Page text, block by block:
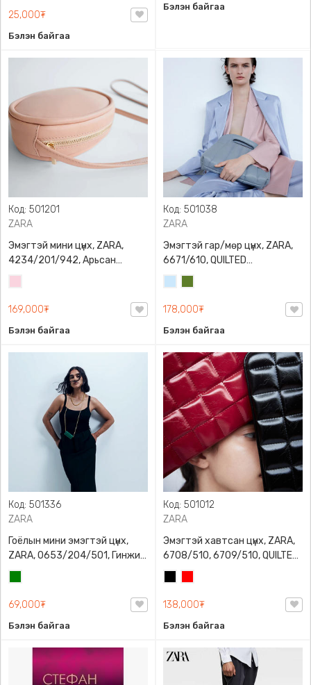
9789919235192
25,000₮
Бэлэн байгаа
Бэлэн байгаа
Код: 501201
ZARA
Эмэгтэй мини цүнх, ZARA,
4234/201/942, Арьсан
материалтай, LIMITED EDITION
OVAL LEATHER HANDBAG TRF
169,000₮
Бэлэн байгаа
Код: 501038
ZARA
Эмэгтэй гар/мөр цүнх, ZARA,
6671/610, QUILTED
CROSSBODY BAG WITH HANDLE
178,000₮
Бэлэн байгаа
Код: 501336
ZARA
Гоёлын мини эмэгтэй цүнх,
ZARA, 0653/204/501, Гинжин
оосортой, Дотроо тольтой
69,000₮
Бэлэн байгаа
Код: 501012
ZARA
Эмэгтэй хавтсан цүнх, ZARA,
6708/510, 6709/510, QUILTED
CLUTCH BAGDETAILS, Лакан,
Гинжин оосортой
138,000₮
Бэлэн байгаа